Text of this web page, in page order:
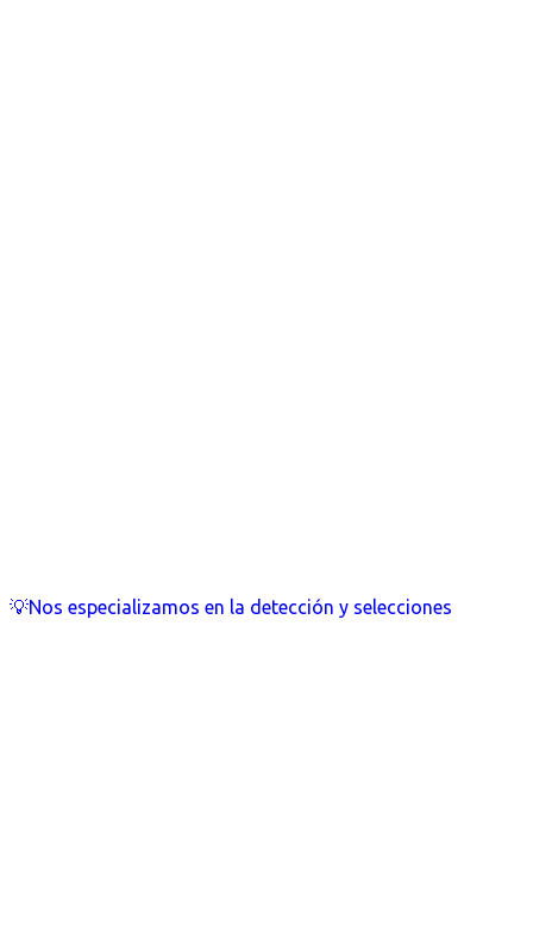
💡Nos especializamos en la detección y selecciones